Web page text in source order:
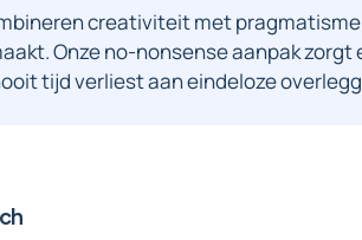
creativiteit met
Onze no-nonsense aanpak zorgt
tijd verliest aan eindeloze